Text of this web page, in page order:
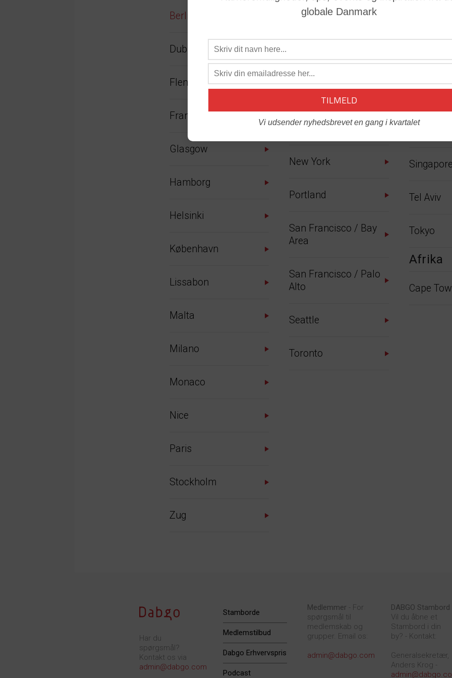
Berlin
Dublin
Flensburg
Frankfurt am Main
Glasgow
Hamborg
Helsinki
København
Lissabon
Malta
Milano
Monaco
Nice
Paris
Stockholm
Zug
Liberty Lake,
Los Angeles
Montreal
New York
Portland
San Francisco / Bay
Area
San Francisco / Palo
Alto
Seattle
Toronto
São
Asien
Tel Aviv
Tokyo
Afrika
Cape
Har du
spørgsmål?
Kontakt os via
admin@dabgo.com
Stamborde
Medlemstilbud
Dabgo Erhvervspris
Podcast
Medlemmer - For
spørgsmål til
medlemskab og
grupper. Email os:
admin@dabgo.com
DABGO Stambord
Vil du åbne et
Stambord i din
by? - Kontakt:
Generalsekretær,
Anders Krog -
globale Danmark
Vi udsender nyhedsbrevet en gang i kvartalet